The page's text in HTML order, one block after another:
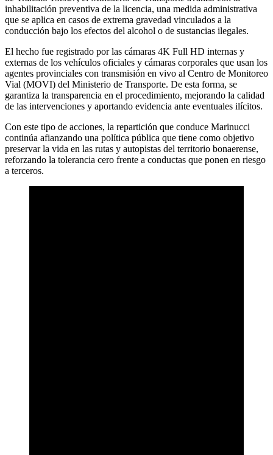
inhabilitación preventiva de la licencia, una medida administrativa
que se aplica en casos de extrema gravedad vinculados a la
conducción bajo los efectos del alcohol o de sustancias ilegales.
El hecho fue registrado por las cámaras 4K Full HD internas y
externas de los vehículos oficiales y cámaras corporales que usan los
agentes provinciales con transmisión en vivo al Centro de Monitoreo
Vial (MOVI) del Ministerio de Transporte. De esta forma, se
garantiza la transparencia en el procedimiento, mejorando la calidad
de las intervenciones y aportando evidencia ante eventuales ilícitos.
Con este tipo de acciones, la repartición que conduce Marinucci
continúa afianzando una política pública que tiene como objetivo
preservar la vida en las rutas y autopistas del territorio bonaerense,
reforzando la tolerancia cero frente a conductas que ponen en riesgo
a terceros.